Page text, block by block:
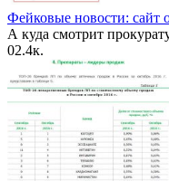
Фейковые новости: сайт
А куда смотрит
02.4к.